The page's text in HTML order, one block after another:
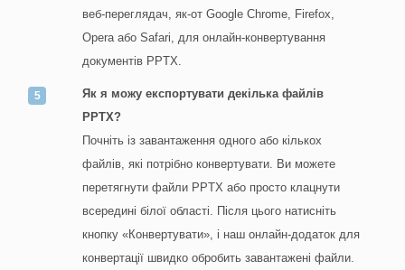
веб-переглядач, як-от Google Chrome, Firefox,
Opera або Safari, для онлайн-конвертування
документів PPTX.
Як я можу експортувати декілька файлів
PPTX?
Почніть із завантаження одного або кількох
файлів, які потрібно конвертувати. Ви можете
перетягнути файли PPTX або просто клацнути
всередині білої області. Після цього натисніть
кнопку «Конвертувати», і наш онлайн-додаток для
конвертації швидко обробить завантажені файли.